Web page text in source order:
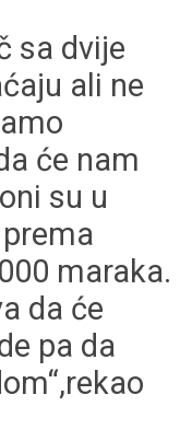
sa dvije
ali ne
će nam
su u
maraka.
da će
pa da